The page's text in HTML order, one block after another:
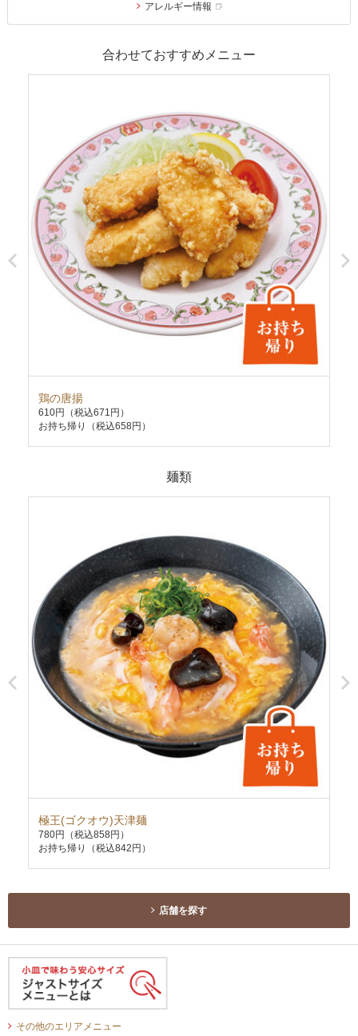
アレルギー情報
合わせておすすめメニュー
鶏の唐揚
610円
（税込671円）
お持ち帰り（税込658円）
麺類
極王(ゴクオウ)天津麺
780円
（税込858円）
お持ち帰り（税込842円）
店舗を探す
その他のエリアメニュー